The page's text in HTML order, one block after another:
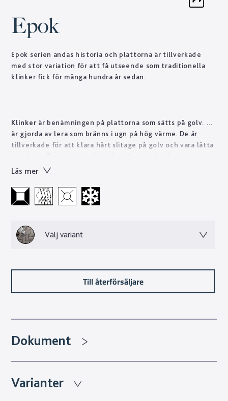
Epok
Epok serien andas historia och plattorna är tillverkade
med stor variation för att få utseende som traditionella
klinker fick för många hundra år sedan.
Klinkerär benämningen på plattorna som sätts på golv. De
är gjorda av lera som bränns i ugn på hög värme. De är
tillverkade för att klara hårt slitage på golv och vara lätta
mönsterbilder av sten. Man kan sätta dem på såväl golv
Läs mer
Välj variant
Till återförsäljare
Dokument
Varianter